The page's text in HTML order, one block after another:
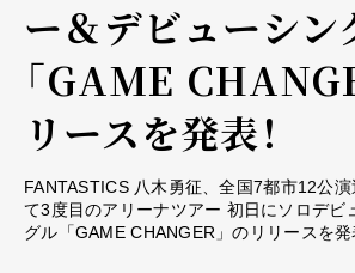
ー＆デビューシン
「GAME
リースを発表！
FANTASTICS 八木勇征、全国7都市12公
て3度目のアリーナツアー 初日にソロデビ
グル「GAME CHANGER」のリリースを発